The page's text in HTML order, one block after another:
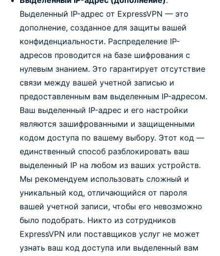
Выделенный IP-адрес от ExpressVPN — это
дополнение, созданное для защиты вашей
конфиденциальности. Распределение IP-
адресов проводится на базе шифрования с
нулевым знанием. Это гарантирует отсутствие
связи между вашей учетной записью и
предоставленным вам выделенным IP-адресом.
Ваш выделенный IP-адрес и его настройки
являются зашифрованными и защищенными
кодом доступа по вашему выбору. Этот код —
единственный способ разблокировать ваш
выделенный IP на любом из ваших устройств.
Мы рекомендуем использовать сложный и
уникальный код, отличающийся от пароля
вашей учетной записи, чтобы его невозможно
было подобрать. Никто из сотрудников
ExpressVPN или поставщиков услуг не может
узнать ваш код доступа или выделенный вам